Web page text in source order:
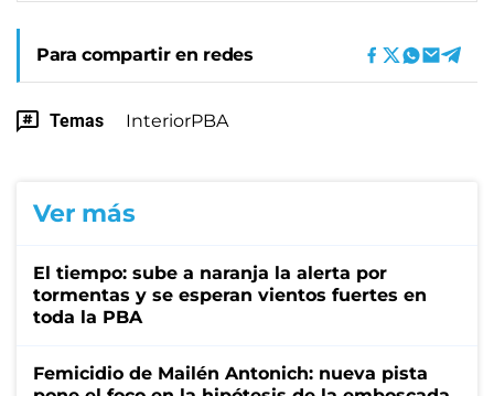
Para compartir en redes
Temas InteriorPBA
Ver más
El tiempo: sube a naranja la alerta por
tormentas y se esperan vientos fuertes en
toda la PBA
Femicidio de Mailén Antonich: nueva pista